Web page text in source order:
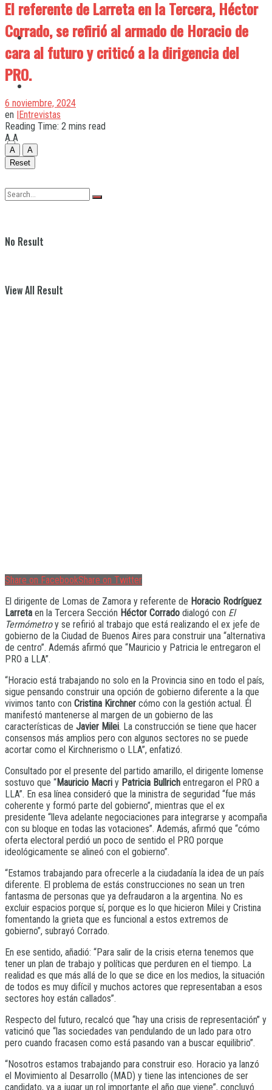
Quilmes
No Result
View All Result
El referente de Larreta en la Tercera, Héctor
Corrado, se refirió al armado de Horacio de
cara al futuro y criticó a la dirigencia del
PRO.
6 noviembre, 2024
en |Entrevistas
Reading Time: 2 mins read
A A
A
A
Reset
Share on FacebookShare on Twitter
El dirigente de Lomas de Zamora y referente de Horacio Rodríguez
Larreta en la Tercera Sección Héctor Corrado dialogó con El
Termómetroy se refirió al trabajo que está realizando el ex jefe de
gobierno de la Ciudad de Buenos Aires para construir una “alternativa
de centro”. Además afirmó que “Mauricio y Patricia le entregaron el
PRO a LLA”.
“Horacio está trabajando no solo en la Provincia sino en todo el país,
sigue pensando construir una opción de gobierno diferente a la que
vivimos tanto con Cristina Kirchner cómo con la gestión actual. Él
manifestó mantenerse al margen de un gobierno de las
características de Javier Milei. La construcción se tiene que hacer
consensos más amplios pero con algunos sectores no se puede
acortar como el Kirchnerismo o LLA”, enfatizó.
Consultado por el presente del partido amarillo, el dirigente lomense
sostuvo que “Mauricio Macri y Patricia Bullrich entregaron el PRO a
LLA”. En esa línea consideró que la ministra de seguridad “fue más
coherente y formó parte del gobierno”, mientras que el ex
presidente “lleva adelante negociaciones para integrarse y acompaña
con su bloque en todas las votaciones”. Además, afirmó que “cómo
oferta electoral perdió un poco de sentido el PRO porque
ideológicamente se alineó con el gobierno”.
“Estamos trabajando para ofrecerle a la ciudadanía la idea de un país
diferente. El problema de estás construcciones no sean un tren
fantasma de personas que ya defraudaron a la argentina. No es
excluir espacios porque sí, porque es lo que hicieron Milei y Cristina
fomentando la grieta que es funcional a estos extremos de
gobierno”, subrayó Corrado.
En ese sentido, añadió: “Para salir de la crisis eterna tenemos que
tener un plan de trabajo y políticas que perduren en el tiempo. La
realidad es que más allá de lo que se dice en los medios, la situación
de todos es muy difícil y muchos actores que representaban a esos
sectores hoy están callados”.
Respecto del futuro, recalcó que “hay una crisis de representación” y
vaticinó que “las sociedades van pendulando de un lado para otro
pero cuando fracasen como está pasando van a buscar equilibrio”.
“Nosotros estamos trabajando para construir eso. Horacio ya lanzó
el Movimiento al Desarrollo (MAD) y tiene las intenciones de ser
candidato, va a jugar un rol importante el año que viene”, concluyó.